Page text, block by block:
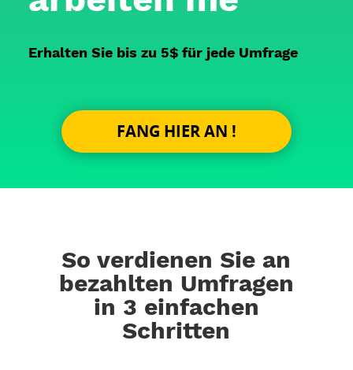
Erhalten Sie bis zu 5$ für jede Umfrage
FANG HIER AN !
So verdienen Sie an
bezahlten Umfragen
in 3 einfachen
Schritten